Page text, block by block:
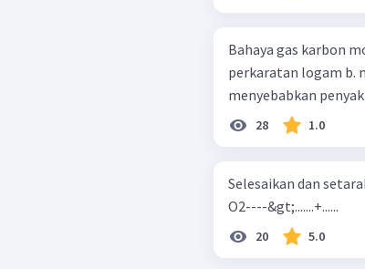
Bahaya gas karbon
perkaratan logam b. mengurangi kadar CO2 di udara c. merusak lapisan ozon d.
28 1.0
Selesaikan dan
O2----&gt;.......+......
20 5.0